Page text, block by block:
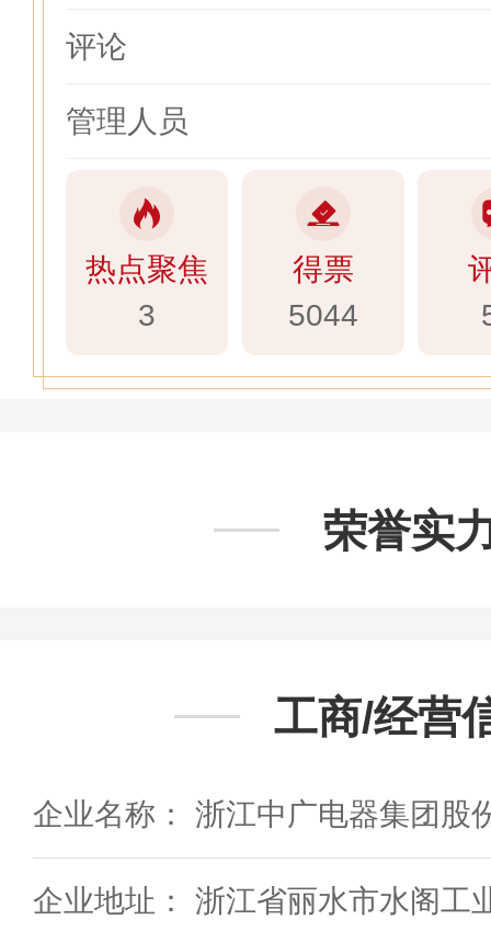
评论
管理人员
热点聚焦
3
得票
5044
荣誉实
工商/经营
企业名称： 浙江中广电器集团股
企业地址： 浙江省丽水市水阁工